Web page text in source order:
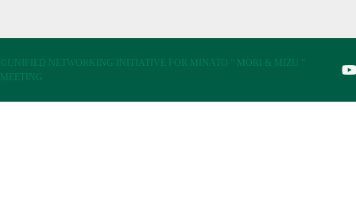
©UNIFIED NETWORKING INITIATIVE FOR MINATO “ MORI & MIZU “
MEETING